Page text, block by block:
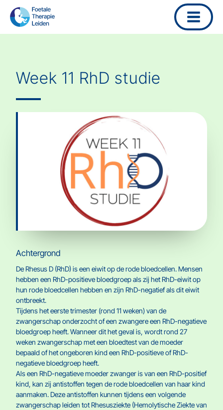
naar
inhoud
Week 11 RhD studie
Achtergrond
De Rhesus D (RhD) is een eiwit op de rode bloedcellen. Mensen
hebben een RhD-positieve bloedgroep als zij het RhD-eiwit op
hun rode bloedcellen hebben en zijn RhD-negatief als dit eiwit
ontbreekt.
Tijdens het eerste trimester (rond 11 weken) van de
zwangerschap onderzocht of een zwangere een RhD-negatieve
bloedgroep heeft. Wanneer dit het geval is, wordt rond 27
weken zwangerschap met een bloedtest van de moeder
bepaald of het ongeboren kind een RhD-positieve of RhD-
negatieve bloedgroep heeft.
Als een RhD-negatieve moeder zwanger is van een RhD-positief
kind, kan zij antistoffen tegen de rode bloedcellen van haar kind
aanmaken. Deze antistoffen kunnen tijdens een volgende
zwangerschap leiden tot Rhesusziekte (Hemolytische Ziekte van